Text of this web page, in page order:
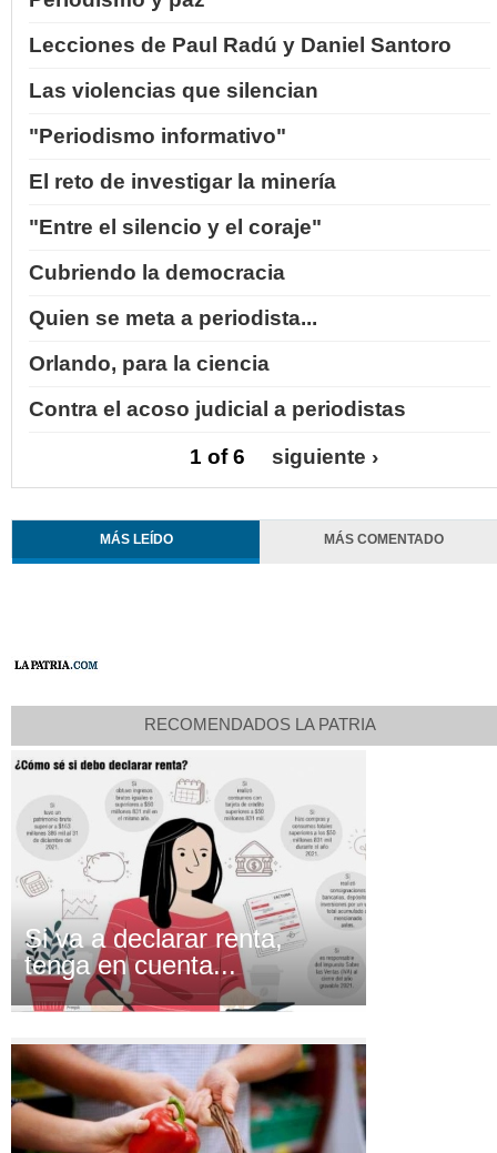
Lecciones de Paul Radú y Daniel Santoro
Las violencias que silencian
"Periodismo informativo"
El reto de investigar la minería
"Entre el silencio y el coraje"
Cubriendo la democracia
Quien se meta a periodista...
Orlando, para la ciencia
Contra el acoso judicial a periodistas
1 of 6 siguiente ›
MÁS LEÍDO MÁS COMENTADO
RECOMENDADOS LA PATRIA
Si va a declarar renta,
tenga en cuenta...